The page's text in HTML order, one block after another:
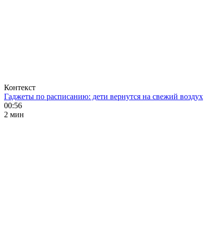
Контекст
Гаджеты по расписанию: дети вернутся на свежий воздух
00:56
2 мин